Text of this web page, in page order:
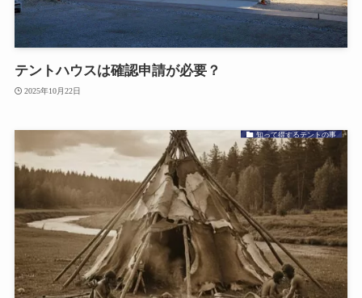
テントハウスは確認申請が必要？
2025年10月22日
知って得するテントの事